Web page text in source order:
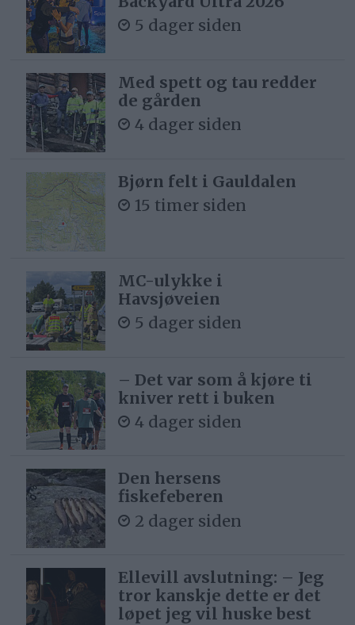
5 dager siden
Med spett og tau redder
de gården
4 dager siden
Bjørn felt i Gauldalen
15 timer siden
MC-ulykke i
Havsjøveien
5 dager siden
– Det var som å kjøre ti
kniver rett i buken
4 dager siden
Den hersens
fiskefeberen
2 dager siden
Ellevill avslutning: – Jeg
tror kanskje dette er det
løpet jeg vil huske best